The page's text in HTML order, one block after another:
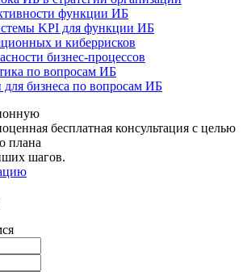
функции ИБ
KPI для функции ИБ
и киберрисков
бизнес-процессов
по вопросам ИБ
для бизнеса по вопросам ИБ
бесплатная консультация с целью
плана
шагов.